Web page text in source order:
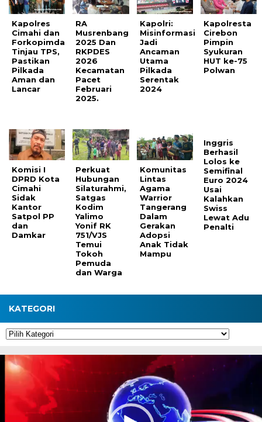
Kapolres
Cimahi dan
Forkopimda
Tinjau TPS,
Pastikan
Pilkada
Aman dan
Lancar
RA
Musrenbang
2025 Dan
RKPDES
2026
Kecamatan
Pacet
Februari
2025.
Kapolri:
Misinformasi
Jadi
Ancaman
Utama
Pilkada
Serentak
2024
Kapolresta
Cirebon
Pimpin
Syukuran
HUT ke-75
Polwan
Komisi I
DPRD Kota
Cimahi
Sidak
Kantor
Satpol PP
dan
Damkar
Perkuat
Hubungan
Silaturahmi,
Satgas
Kodim
Yalimo
Yonif RK
751/VJS
Temui
Tokoh
Pemuda
dan Warga
Komunitas
Lintas
Agama
Warrior
Tangerang
Dalam
Gerakan
Adopsi
Anak Tidak
Mampu
Inggris
Berhasil
Lolos ke
Semifinal
Euro 2024
Usai
Kalahkan
Swiss
Lewat Adu
Penalti
KATEGORI
Kategori
Pemutar
Video